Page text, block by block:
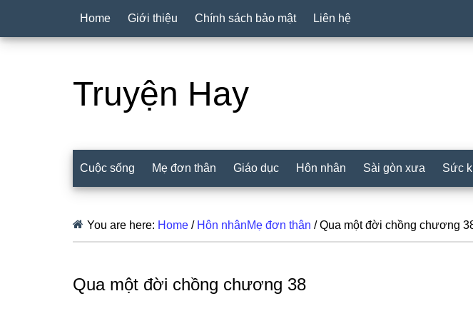
Home Giới thiệu Chính sách bảo mật Liên hệ
Truyện Hay
Cuộc sống Mẹ đơn thân Giáo dục Hôn nhân Sài gòn xưa Sức
You are here: Home / Hôn nhânMẹ đơn thân /Qua một đời chồng chương
Qua một đời chồng chương 38